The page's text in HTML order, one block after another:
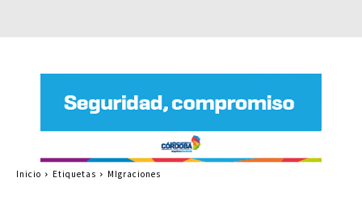
Inicio Etiquetas MIgraciones